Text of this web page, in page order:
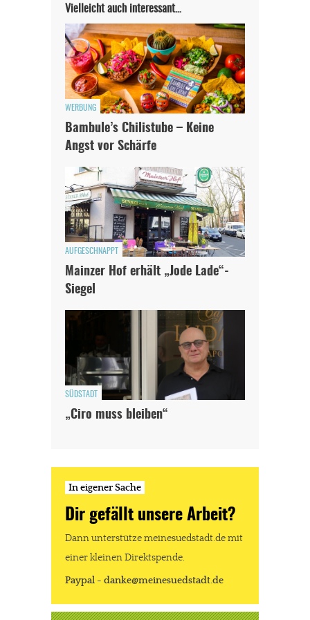
Vielleicht auch interessant…
WERBUNG
Bambule’s Chilistube – Keine
Angst vor Schärfe
AUFGESCHNAPPT
Mainzer Hof erhält „Jode Lade“-
Siegel
SÜDSTADT
„Ciro muss bleiben“
In eigener Sache
Dir gefällt unsere Arbeit?
Dann unterstütze meinesuedstadt.de mit
einer kleinen Direktspende.
Paypal - danke@meinesuedstadt.de